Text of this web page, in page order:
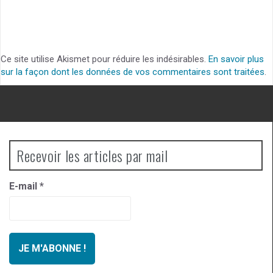
Ce site utilise Akismet pour réduire les indésirables. En savoir plus
sur la façon dont les données de vos commentaires sont traitées.
Recevoir les articles par mail
E-mail *